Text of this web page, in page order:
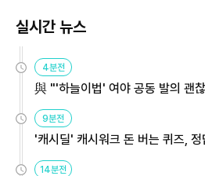
실시간 뉴스
4분전
與 "'하늘이법' 여야 공동 발의 괜
9분전
'캐시딜' 캐시워크 돈 버는 퀴즈, 정
14분전